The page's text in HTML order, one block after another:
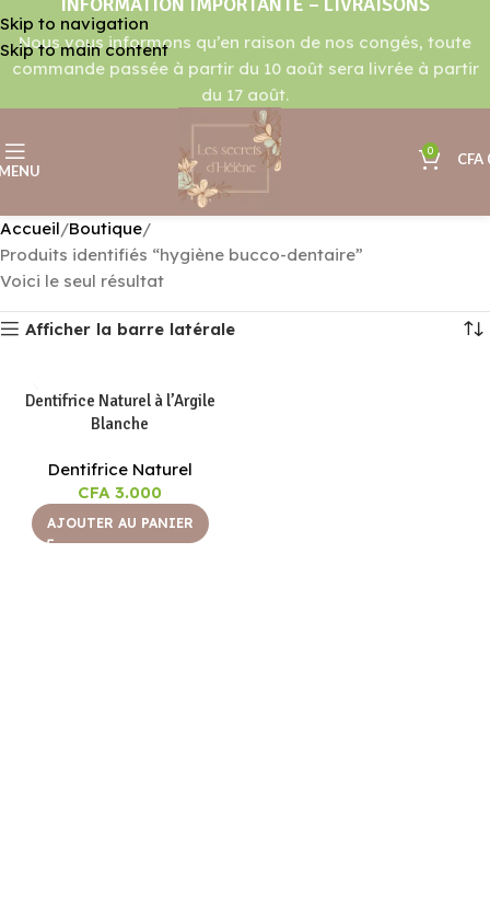
Skip to navigation
Skip to main content
Nous vous informons qu’en raison de nos congés, toute
commande passée à partir du 10 août sera livrée à partir
du 17 août.
0 CFA
Accueil Boutique
Produits identifiés “hygiène bucco-dentaire”
Voici le seul résultat
Afficher la barre latérale
Dentifrice Naturel à l’Argile
Blanche
Dentifrice Naturel
CFA3.000
AJOUTER AU PANIER